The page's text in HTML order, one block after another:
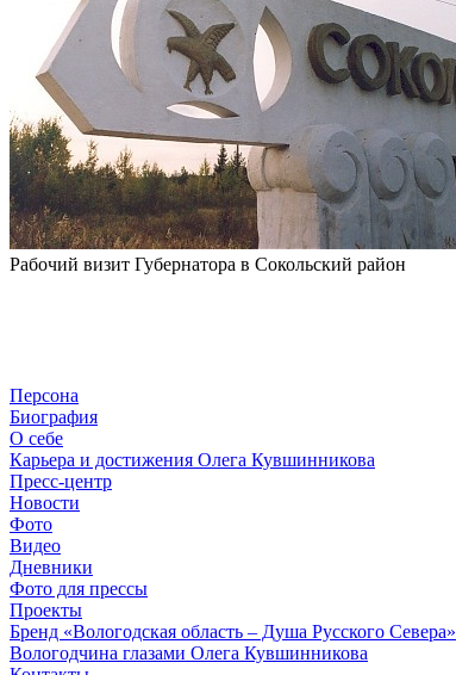
Рабочий визит Губернатора в Сокольский район
Персона
Биография
О себе
Карьера и достижения Олега Кувшинникова
Пресс-центр
Новости
Фото
Видео
Дневники
Фото для прессы
Проекты
Бренд «Вологодская область – Душа Русского Севера»
Вологодчина глазами Олега Кувшинникова